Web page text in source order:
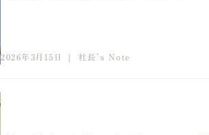
2026年3月15日 社長’s Note